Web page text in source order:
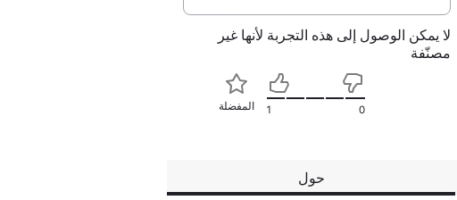
لا يمكن الوصول إلى هذه التجربة لأنها غير
مصنّفة
المفضلة 1 0
حول